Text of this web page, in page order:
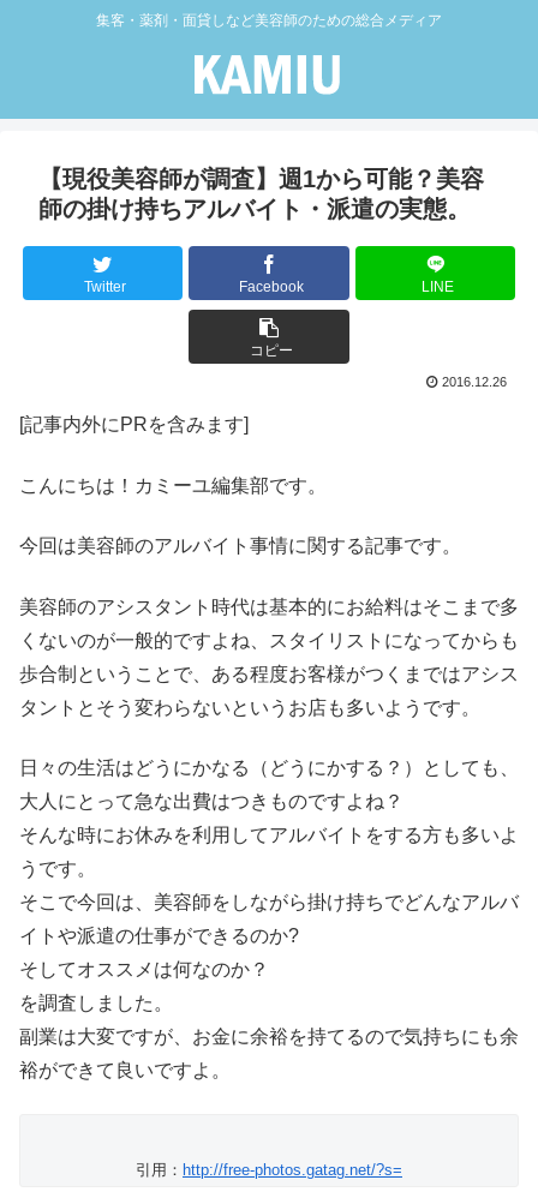
集客・薬剤・面貸しなど美容師のための総合メディア
【現役美容師が調査】週1から可能？美容
師の掛け持ちアルバイト・派遣の実態。
Twitter Facebook LINE
コピー
2016.12.26
[記事内外にPRを含みます]
こんにちは！カミーユ編集部です。
今回は美容師のアルバイト事情に関する記事です。
美容師のアシスタント時代は基本的にお給料はそこまで多
くないのが一般的ですよね、スタイリストになってからも
歩合制ということで、ある程度お客様がつくまではアシス
タントとそう変わらないというお店も多いようです。
日々の生活はどうにかなる（どうにかする？）としても、
大人にとって急な出費はつきものですよね？
そんな時にお休みを利用してアルバイトをする方も多いよ
うです。
そこで今回は、美容師をしながら掛け持ちでどんなアルバ
イトや派遣の仕事ができるのか?
そしてオススメは何なのか？
を調査しました。
副業は大変ですが、お金に余裕を持てるので気持ちにも余
裕ができて良いですよ。
引用： http://free-photos.gatag.net/?s=